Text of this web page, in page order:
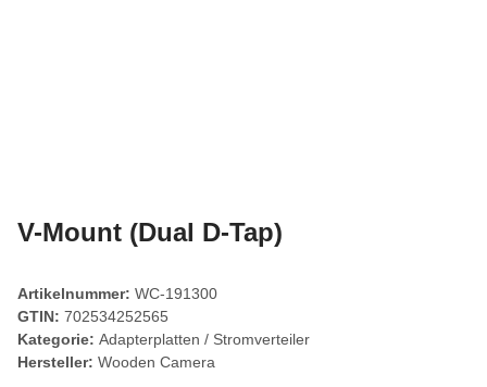
V-Mount (Dual D-Tap)
Artikelnummer: WC-191300
GTIN: 702534252565
Kategorie: Adapterplatten / Stromverteiler
Hersteller: Wooden Camera